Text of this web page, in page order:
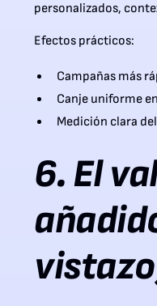
personalizados,
Efectos prácticos:
Campañas más
Canje uniforme
Medición clara
6. El